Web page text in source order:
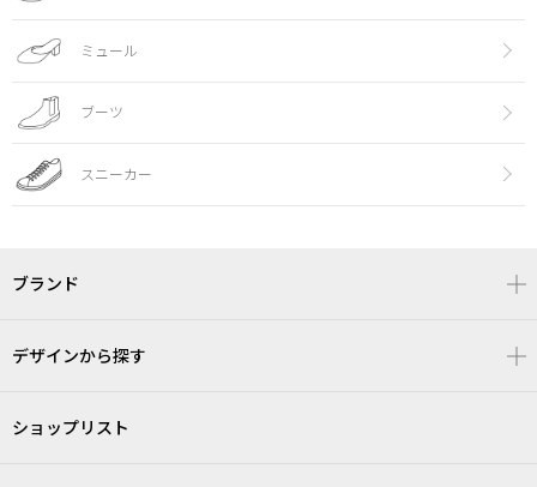
ミュール
ブーツ
スニーカー
ブランド
デザインから探す
ショップリスト